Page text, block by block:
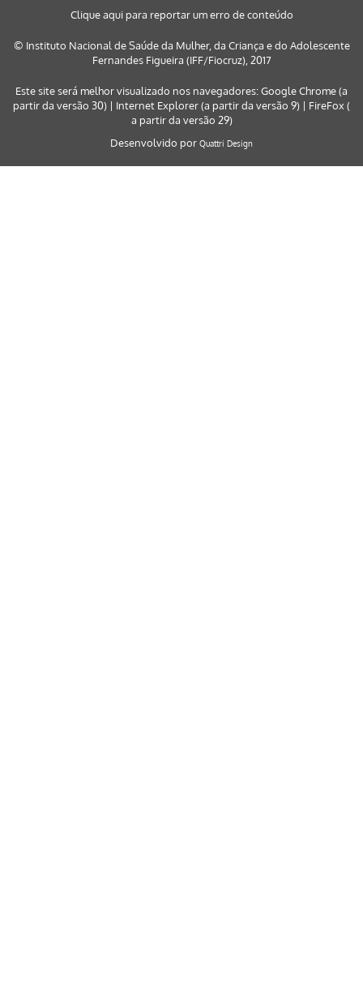
Clique aqui para reportar um erro de conteúdo
© Instituto Nacional de Saúde da Mulher, da Criança e do Adolescente
Fernandes Figueira (IFF/Fiocruz), 2017
Este site será melhor visualizado nos navegadores: Google Chrome (a
partir da versão 30) | Internet Explorer (a partir da versão 9) | FireFox (
a partir da versão 29)
Desenvolvido por Quattri Design